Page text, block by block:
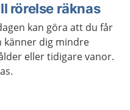
rörelse räknas
kan göra att du får
känner dig mindre
eller tidigare vanor.